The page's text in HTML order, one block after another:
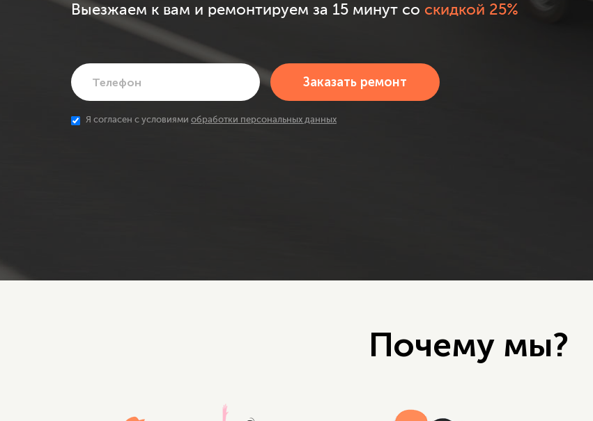
Выезжаем к вам и ремонтируем за 15 минут со скидкой 25%
Я согласен с условиями обработки персональных данных
Почему мы?